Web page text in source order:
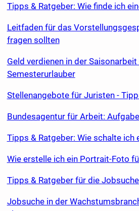
Tipps & Ratgeber: Wie finde ich
Leitfaden für das
fragen sollten
Geld verdienen in der
Semesterurlauber
Stellenangebote für Juristen -
Bundesagentur für Arbeit:
Tipps & Ratgeber: Wie schalte ich
Wie erstelle ich ein Portrait-Foto
Tipps & Ratgeber für die
Jobsuche in der